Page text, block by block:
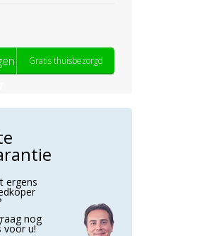
Gratis thuisbezorgd
ergens
nog
voor u!